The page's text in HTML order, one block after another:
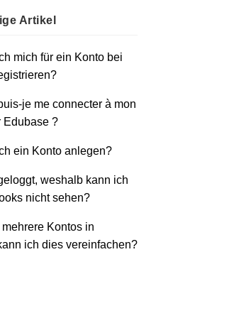
Artikel
mich für ein Konto bei
je me connecter à mon
Edubase ?
ein Konto anlegen?
weshalb kann ich
nicht sehen?
mehrere Kontos in
ich dies vereinfachen?